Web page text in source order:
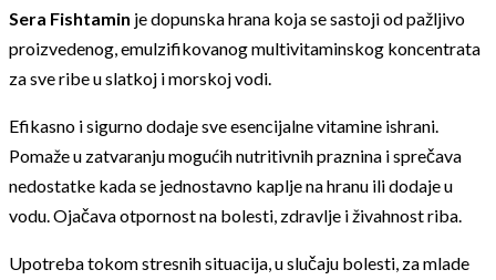
Sera Fishtamin je dopunska hrana koja se sastoji od pažljivo
proizvedenog, emulzifikovanog multivitaminskog koncentrata
za sve ribe u slatkoj i morskoj vodi.
Efikasno i sigurno dodaje sve esencijalne vitamine ishrani.
Pomaže u zatvaranju mogućih nutritivnih praznina i sprečava
nedostatke kada se jednostavno kaplje na hranu ili dodaje u
vodu. Ojačava otpornost na bolesti, zdravlje i živahnost riba.
Upotreba tokom stresnih situacija, u slučaju bolesti, za mlade